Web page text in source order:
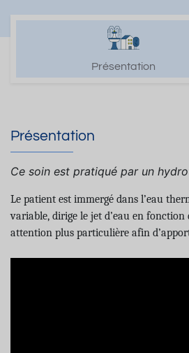
Présentation
Présentation
Ce soin est pratiqué par un
Le patient est immergé dans l’eau
variable, dirige le jet d’eau en
attention plus particulière afin